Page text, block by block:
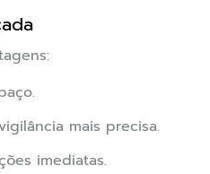
mais precisa.
imediatas.